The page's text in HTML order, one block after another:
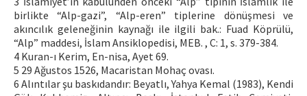
birlikte “Alp-gazi”, “Alp-eren” tiplerine dönüşmesi ve
akıncılık geleneğinin kaynağı ile ilgili bak.: Fuad Köprülü,
“Alp” maddesi, İslam Ansiklopedisi, MEB. , C: 1, s. 379-384.
4 Kuran-ı Kerim, En-nisa, Ayet 69.
5 29 Ağustos 1526, Macaristan Mohaç ovası.
6 Alıntılar şu baskıdandır: Beyatlı, Yahya Kemal (1983), Kendi